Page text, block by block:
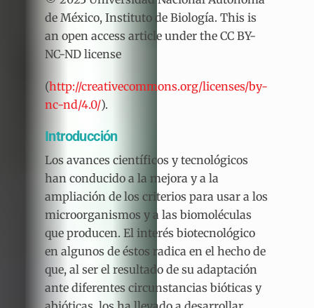
de México, Instituto de Biología. This is
an open access article under the CC BY-
NC-ND license
(http://creativecommons.org/licenses/by-
nc-nd/4.0/).
Introducción
Los avances científicos y tecnológicos
han conducido a la mejora y a la
ampliación de los criterios para usar a los
microorganismos y a las biomoléculas
que producen. El interés biotecnológico
en algunos de éstos radica en el hecho de
que, al ser el resultado de su adaptación
ante diferentes circunstancias bióticas y